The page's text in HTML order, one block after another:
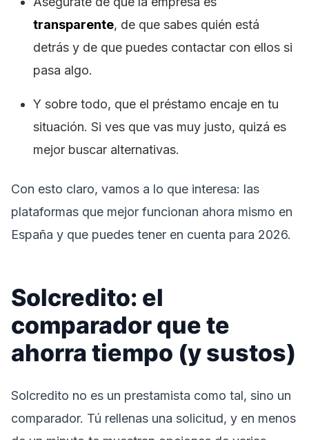
transparente, de que sabes quién está
detrás y de que puedes contactar con ellos si
pasa algo.
Y sobre todo, que el préstamo encaje en tu
situación. Si ves que vas muy justo, quizá es
mejor buscar alternativas.
Con esto claro, vamos a lo que interesa: las
plataformas que mejor funcionan ahora mismo en
España y que puedes tener en cuenta para 2026.
Solcredito: el
comparador que te
ahorra tiempo (y sustos)
Solcredito no es un prestamista como tal, sino un
comparador. Tú rellenas una solicitud, y en menos